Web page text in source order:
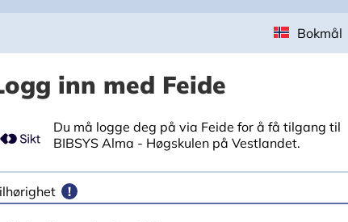
Bokmål
inn med Feide
Du må logge deg på via Feide for å få tilgang til
BIBSYS Alma - Høgskulen på Vestlandet.
!